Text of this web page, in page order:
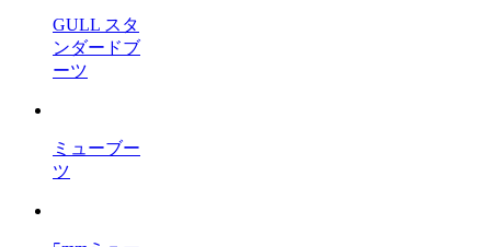
GULL スタ
ンダードブ
ーツ
ミューブー
ツ